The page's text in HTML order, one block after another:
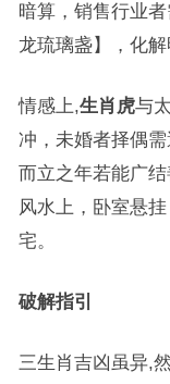
暗算，销售行业
龙琉璃盏】，化解
情感上,生肖虎与
冲，未婚者择偶需
而立之年若能广结
风水上，卧室悬
宅。
破解指引
三生肖吉凶虽异,